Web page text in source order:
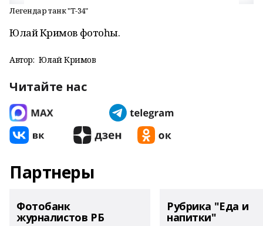
Легендар танк "Т-34"
Юлай Кәримов фотоһы.
Автор: Юлай Кәримов
Читайте нас
Партнеры
Фотобанк
журналистов РБ
Рубрика "Еда и
напитки"